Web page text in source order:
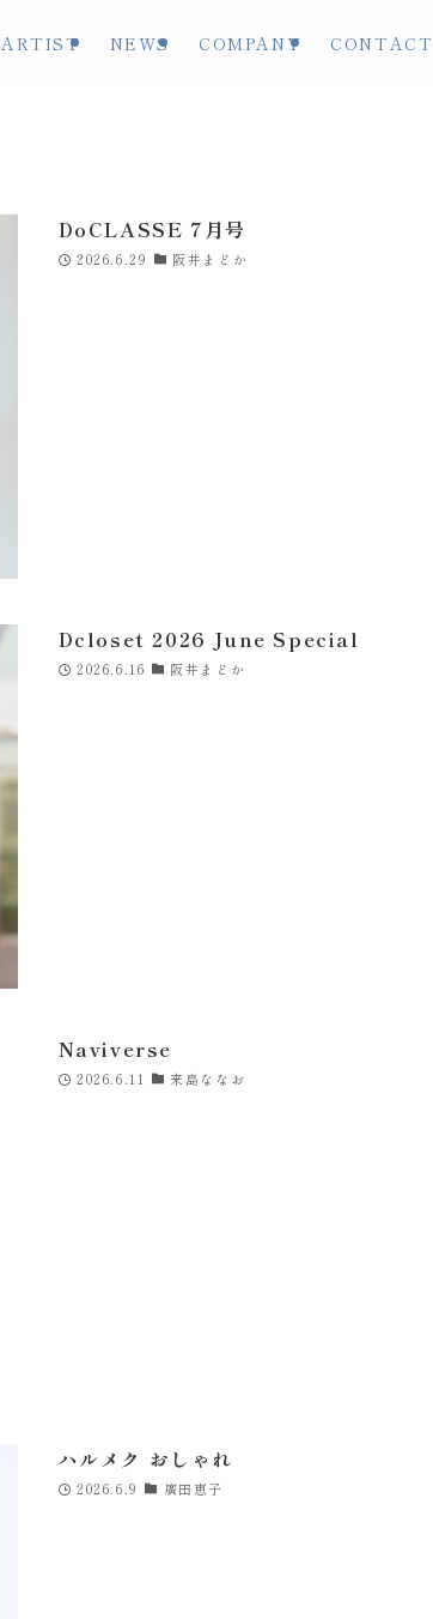
ARTIST NEWS COMPANY CONTACT
DoCLASSE 7月号
2026.6.29 阪井まどか
Dcloset 2026 June Special
2026.6.16 阪井まどか
Naviverse
2026.6.11 来島ななお
ハルメク おしゃれ
2026.6.9 廣田恵子